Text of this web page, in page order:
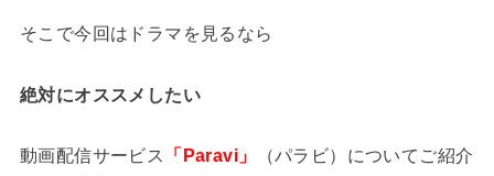
そこで今回はドラマを見るなら
絶対にオススメしたい
動画配信サービス 「Paravi」
（パラビ）についてご紹介